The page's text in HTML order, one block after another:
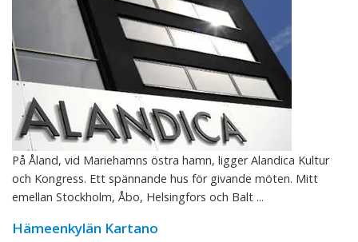
På Åland, vid Mariehamns östra hamn, ligger Alandica Kultur
och Kongress. Ett spännande hus för givande möten. Mitt
emellan Stockholm, Åbo, Helsingfors och Balt ...
Hämeenkylän Kartano